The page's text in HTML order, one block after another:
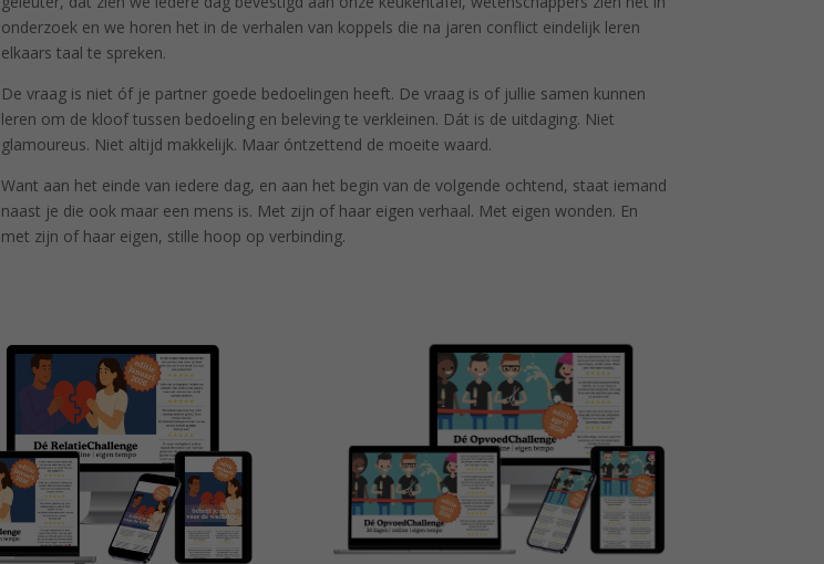
onderzoek en we horen het in de verhalen van koppels die na jaren conflict eindelijk leren
elkaars taal te spreken.
De vraag is niet óf je partner goede bedoelingen heeft. De vraag is of jullie samen kunnen
leren om de kloof tussen bedoeling en beleving te verkleinen. Dát is de uitdaging. Niet
glamoureus. Niet altijd makkelijk. Maar óntzettend de moeite waard.
Want aan het einde van iedere dag, en aan het begin van de volgende ochtend, staat iemand
naast je die ook maar een mens is. Met zijn of haar eigen verhaal. Met eigen wonden. En
met zijn of haar eigen, stille hoop op verbinding.